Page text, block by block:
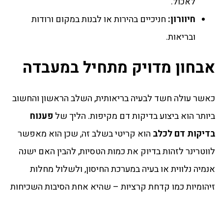
חיוורון: חניכיים בהירות או לבנות במקום ורודות
ובריאות.
אבחון מדויק מתחיל במעבדה
כאשר עולה חשד לבעיה בריאותית, השלב הראשון והחשוב
ביותר הוא ביצוע בדיקות דם מקיפות. הליך של פענוח
בדיקות דם לכלב הוא קריטי בשלב זה, שכן הוא מאפשר
לווטרינר לזהות בדיוק את כמות הטסיות, להבין האם ישנה
אנמיה נלווית או בעיה במערכת החיסון, ולשלול מחלות
זיהומיות כמו קדחת קרציות – שהיא אחת הסיבות השכיחות